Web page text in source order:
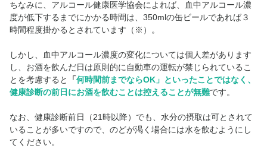
ちなみに、アルコール健康医学協会によれば、血中アルコール濃
度が低下するまでにかかる時間は、350mlの缶ビールであれば３
時間程度掛かるとされています（※）。
しかし、血中アルコール濃度の変化については個人差があります
し、お酒を飲んだ日は原則的に自動車の運転が禁じられているこ
とを考慮すると
「何時間前までならOK」といったことではなく、
健康診断の前日にお酒を飲むことは控えることが無難です。
なお、健康診断前日（21時以降）でも、水分の摂取は可とされて
いることが多いですので、のどが渇く場合には水を飲むようにし
てください。